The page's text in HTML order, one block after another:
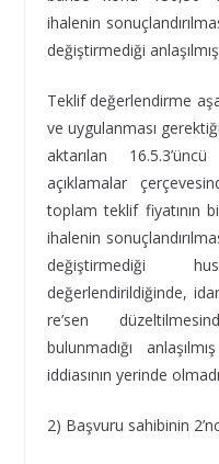
ihalenin
değiştirmediği
Teklif değerlendirme
ve uygulanması
aktarılan
açıklamalar
toplam teklif fiyatının
ihalenin
değiştirmediği
değerlendirildiğinde,
re’sen
bulunmadığı
iddiasının yerinde
2) Başvuru sahibinin